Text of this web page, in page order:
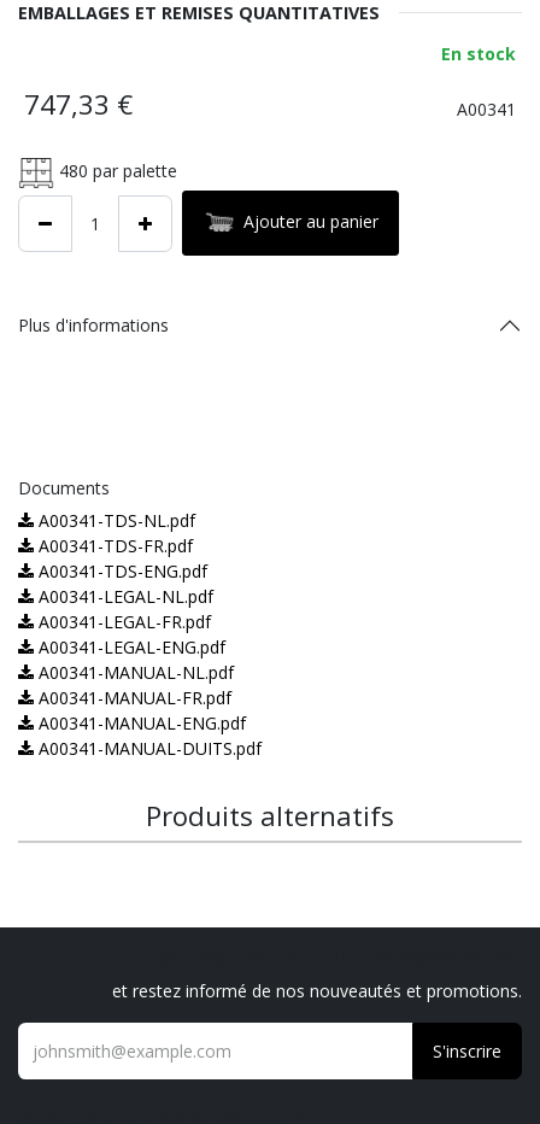
EMBALLAGES ET REMISES QUANTITATIVES
En stock
747,33 € A00341
480 par palette
Ajouter au panier
Plus d'informations
Documents
A00341-TDS-NL.pdf
A00341-TDS-FR.pdf
A00341-TDS-ENG.pdf
A00341-LEGAL-NL.pdf
A00341-LEGAL-FR.pdf
A00341-LEGAL-ENG.pdf
A00341-MANUAL-NL.pdf
A00341-MANUAL-FR.pdf
A00341-MANUAL-ENG.pdf
A00341-MANUAL-DUITS.pdf
Produits alternatifs
et restez informé de nos nouveautés et promotions.
S'inscrire